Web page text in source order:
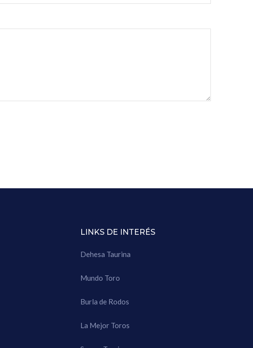
LINKS DE INTERÉS
Dehesa Taurina
Mundo Toro
Burla de Rodos
La Mejor Toros